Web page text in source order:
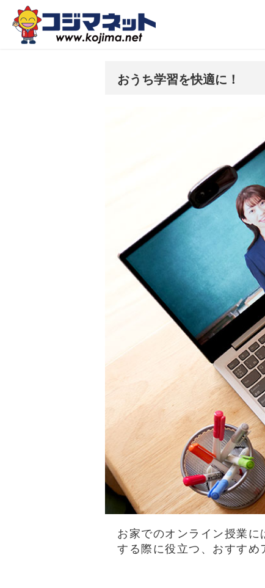
おうち学習を快適に！
お家でのオンライン授業
する際に役立つ、おすすめ